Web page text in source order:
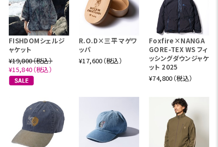
FISHDOMシェルジ
ャケット
¥19,800（税込）
¥15,840（税込）
R.O.D×三平 マゲワ
ッパ
¥17,600（税込）
Foxfire×NANGA
GORE-TEX WS フィ
ッシングダウンジャケ
ット 2025
¥74,800（税込）